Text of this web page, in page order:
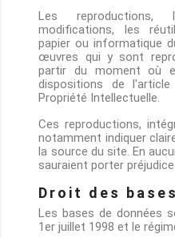
Les reproductions,
modifications, les
papier ou informatique
œuvres qui y sont
partir du moment où
dispositions de
Propriété Intellectuelle.
Ces reproductions,
notamment indiquer
la source du site. En
sauraient porter
Droit des
Les bases de données
1er juillet 1998 et le